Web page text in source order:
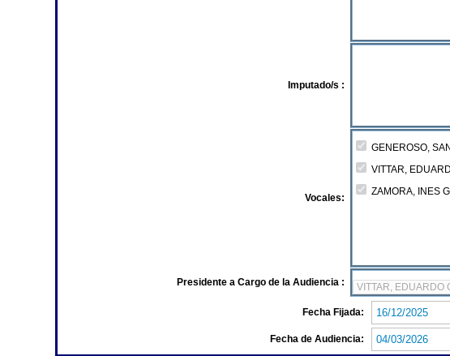
Imputado/s :
Vocales:
GENEROSO,
VITTAR,
ZAMORA, INES
Presidente a Cargo de la Audiencia :
Fecha Fijada:
Fecha de Audiencia: